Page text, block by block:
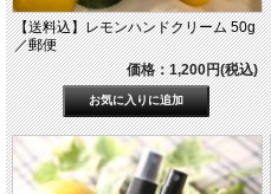
【送料込】レモンハンドクリーム 50g
／郵便
価格：1,200円(税込)